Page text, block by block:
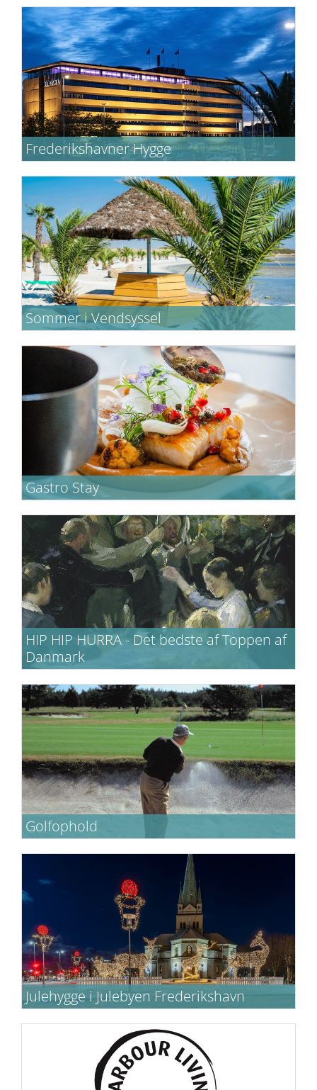
Frederikshavner Hygge
Tag en dag eller to ud af kalenderen og sæt
hinanden stævne.
Sommer i Vendsyssel
Nyd sommeren i det nordjyske ved hav og
strand - tæt på Skagen
Gastro Stay
Ophold med lækker mad, velkomstvin på
værelset og ren afslapning i det nordjyske.
HIP HIP HURRA - Det bedste af Toppen af
Danmark
Ophold inkl. entre til Skagen Museum og
gavekort til Skagen Fiskerestaurant.
Golfophold
Bo med 10 golfbaner inden for 1 times
kørsel. Vores golfophold er gældende året
rundt.
Julehygge i Julebyen Frederikshavn
Tag en dag eller to ud af kalenderen og oplev
Julebyen Frederikshavn.